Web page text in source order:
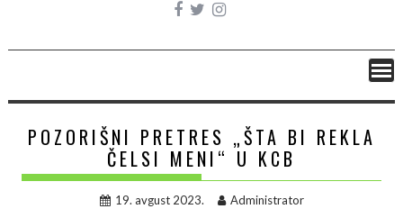
POZORIŠNI PRETRES „ŠTA BI REKLA
ČELSI MENI“ U KCB
19. avgust 2023. Administrator